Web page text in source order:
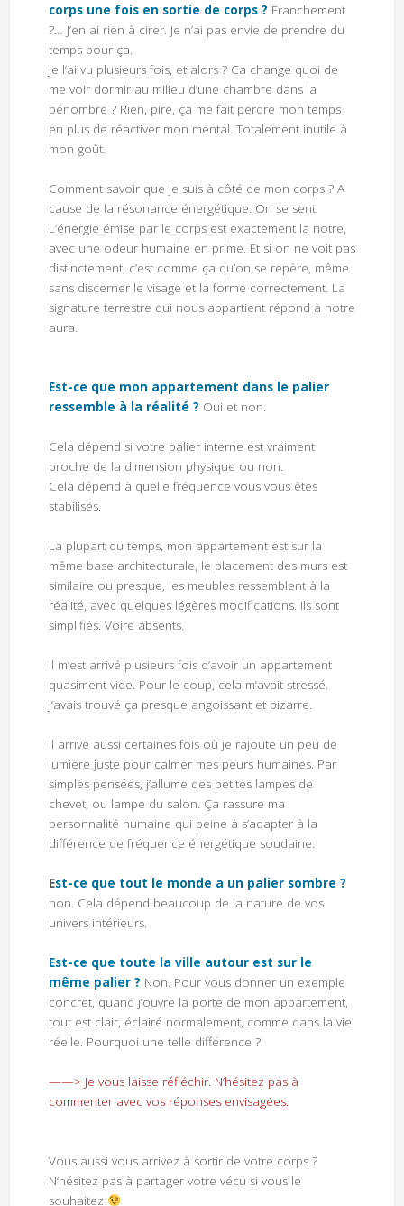
corps une fois en sortie de corps ? Franchement
?… J’en ai rien à cirer. Je n’ai pas envie de prendre du
temps pour ça.
Je l’ai vu plusieurs fois, et alors ? Ca change quoi de
me voir dormir au milieu d’une chambre dans la
pénombre ? Rien, pire, ça me fait perdre mon temps
en plus de réactiver mon mental. Totalement inutile à
mon goût.
Comment savoir que je suis à côté de mon corps ? A
cause de la résonance énergétique. On se sent.
L’énergie émise par le corps est exactement la notre,
avec une odeur humaine en prime. Et si on ne voit pas
distinctement, c’est comme ça qu’on se repère, même
sans discerner le visage et la forme correctement. La
signature terrestre qui nous appartient répond à notre
aura.
Est-ce que mon appartement dans le palier
ressemble à la réalité ? Oui et non.
Cela dépend si votre palier interne est vraiment
proche de la dimension physique ou non.
Cela dépend à quelle fréquence vous vous êtes
stabilisés.
La plupart du temps, mon appartement est sur la
même base architecturale, le placement des murs est
similaire ou presque, les meubles ressemblent à la
réalité, avec quelques légères modifications. Ils sont
simplifiés. Voire absents.
Il m’est arrivé plusieurs fois d’avoir un appartement
quasiment vide. Pour le coup, cela m’avait stressé.
J’avais trouvé ça presque angoissant et bizarre.
Il arrive aussi certaines fois où je rajoute un peu de
lumière juste pour calmer mes peurs humaines. Par
simples pensées, j’allume des petites lampes de
chevet, ou lampe du salon. Ça rassure ma
personnalité humaine qui peine à s’adapter à la
différence de fréquence énergétique soudaine.
Est-ce que tout le monde a un palier sombre ?
non. Cela dépend beaucoup de la nature de vos
univers intérieurs.
Est-ce que toute la ville autour est sur le
même palier ? Non. Pour vous donner un exemple
concret, quand j’ouvre la porte de mon appartement,
tout est clair, éclairé normalement, comme dans la vie
réelle. Pourquoi une telle différence ?
——> Je vous laisse réfléchir. N’hésitez pas à
commenter avec vos réponses envisagées.
Vous aussi vous arrivez à sortir de votre corps ?
N’hésitez pas à partager votre vécu si vous le
souhaitez